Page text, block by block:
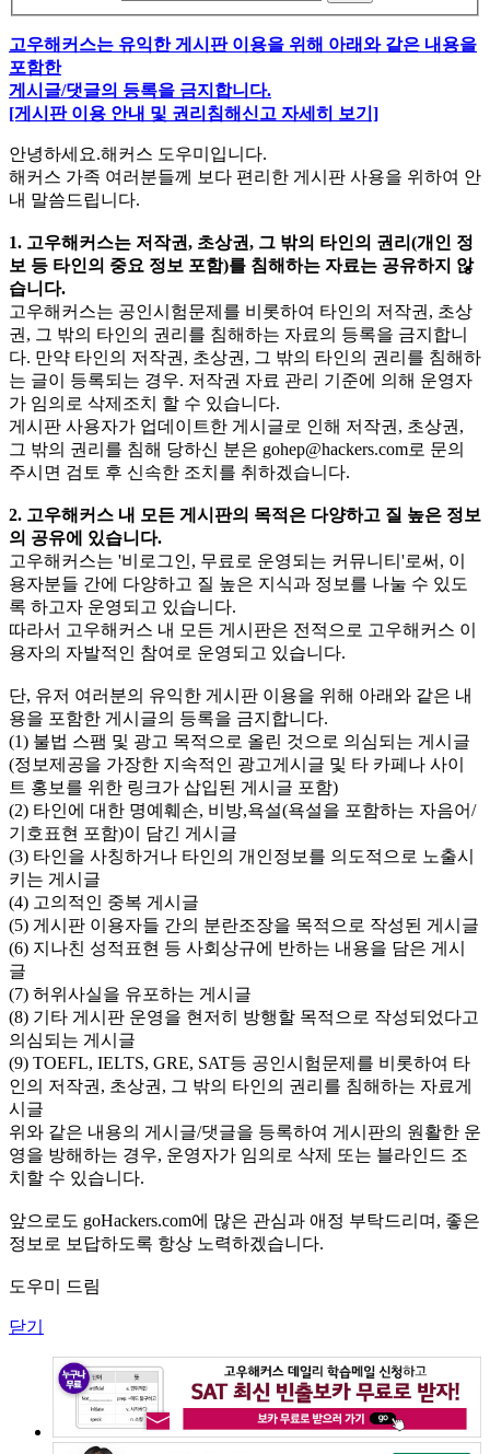
고우해커스는 유익한 게시판 이용을 위해 아래와 같은 내용을
포함한
게시글/댓글의 등록을 금지합니다.
[게시판 이용 안내 및 권리침해신고 자세히 보기]
안녕하세요.해커스 도우미입니다.
해커스 가족 여러분들께 보다 편리한 게시판 사용을 위하여 안
내 말씀드립니다.
1. 고우해커스는 저작권, 초상권, 그 밖의 타인의 권리(개인 정
보 등 타인의 중요 정보 포함)를 침해하는 자료는 공유하지 않
습니다.
고우해커스는 공인시험문제를 비롯하여 타인의 저작권, 초상
권, 그 밖의 타인의 권리를 침해하는 자료의 등록을 금지합니
다. 만약 타인의 저작권, 초상권, 그 밖의 타인의 권리를 침해하
는 글이 등록되는 경우. 저작권 자료 관리 기준에 의해 운영자
가 임의로 삭제조치 할 수 있습니다.
게시판 사용자가 업데이트한 게시글로 인해 저작권, 초상권,
그 밖의 권리를 침해 당하신 분은 gohep@hackers.com로 문의
주시면 검토 후 신속한 조치를 취하겠습니다.
2. 고우해커스 내 모든 게시판의 목적은 다양하고 질 높은 정보
의 공유에 있습니다.
고우해커스는 '비로그인, 무료로 운영되는 커뮤니티'로써, 이
용자분들 간에 다양하고 질 높은 지식과 정보를 나눌 수 있도
록 하고자 운영되고 있습니다.
따라서 고우해커스 내 모든 게시판은 전적으로 고우해커스 이
용자의 자발적인 참여로 운영되고 있습니다.
단, 유저 여러분의 유익한 게시판 이용을 위해 아래와 같은 내
용을 포함한 게시글의 등록을 금지합니다.
(1) 불법 스팸 및 광고 목적으로 올린 것으로 의심되는 게시글
(정보제공을 가장한 지속적인 광고게시글 및 타 카페나 사이
트 홍보를 위한 링크가 삽입된 게시글 포함)
(2) 타인에 대한 명예훼손, 비방,욕설(욕설을 포함하는 자음어/
기호표현 포함)이 담긴 게시글
(3) 타인을 사칭하거나 타인의 개인정보를 의도적으로 노출시
키는 게시글
(4) 고의적인 중복 게시글
(5) 게시판 이용자들 간의 분란조장을 목적으로 작성된 게시글
(6) 지나친 성적표현 등 사회상규에 반하는 내용을 담은 게시
글
(7) 허위사실을 유포하는 게시글
(8) 기타 게시판 운영을 현저히 방행할 목적으로 작성되었다고
의심되는 게시글
(9) TOEFL, IELTS, GRE, SAT등 공인시험문제를 비롯하여 타
인의 저작권, 초상권, 그 밖의 타인의 권리를 침해하는 자료게
시글
위와 같은 내용의 게시글/댓글을 등록하여 게시판의 원활한 운
영을 방해하는 경우, 운영자가 임의로 삭제 또는 블라인드 조
치할 수 있습니다.
앞으로도 goHackers.com에 많은 관심과 애정 부탁드리며, 좋은
정보로 보답하도록 항상 노력하겠습니다.
도우미 드림
닫기